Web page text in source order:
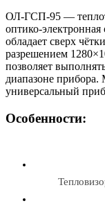
ОЛ-ГСП-95 —
оптико-
обладает сверх
разрешением
позволяет
диапазоне
универсальный
Особенности: